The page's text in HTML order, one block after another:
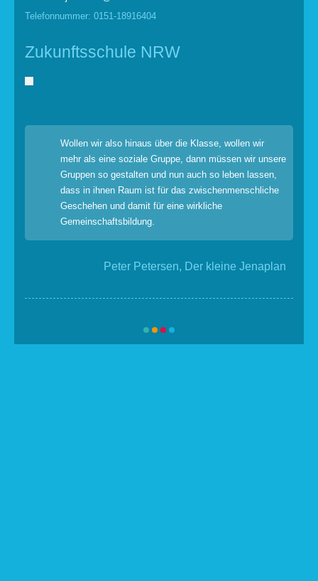
Telefonnummer: 0151-18916404
Zukunftsschule NRW
Wollen wir also hinaus über die Klasse, wollen wir
mehr als eine soziale Gruppe, dann müssen wir unsere
Gruppen so gestalten und nun auch so leben lassen,
dass in ihnen Raum ist für das zwischenmenschliche
Geschehen und damit für eine wirkliche
Gemeinschaftsbildung.
Peter Petersen, Der kleine Jenaplan